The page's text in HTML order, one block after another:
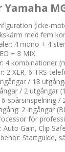
(icke-
med fem
4 mono + 4
+ 8 MIX
4 kombinationer
2 XLR, 6 TRS-
/ 18
/ 2 utgångar
spårsinspelning /
2 ingångar
för
Gain, Clip
Startguide,